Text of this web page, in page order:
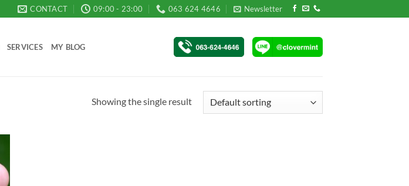
CONTACT 09:00 - 23:00 063 624 4646 Newsletter
SERVICES MY BLOG
Showing the single result